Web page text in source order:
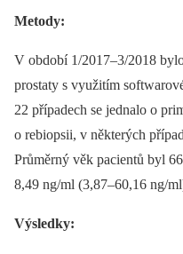
Metody:
V období 1/2017–3/2018
prostaty s využitím
22 případech se jednalo o
o rebiopsii, v některých
Průměrný věk pacientů byl
8,49 ng/ml (3,87–60,16 ng/
Výsledky: